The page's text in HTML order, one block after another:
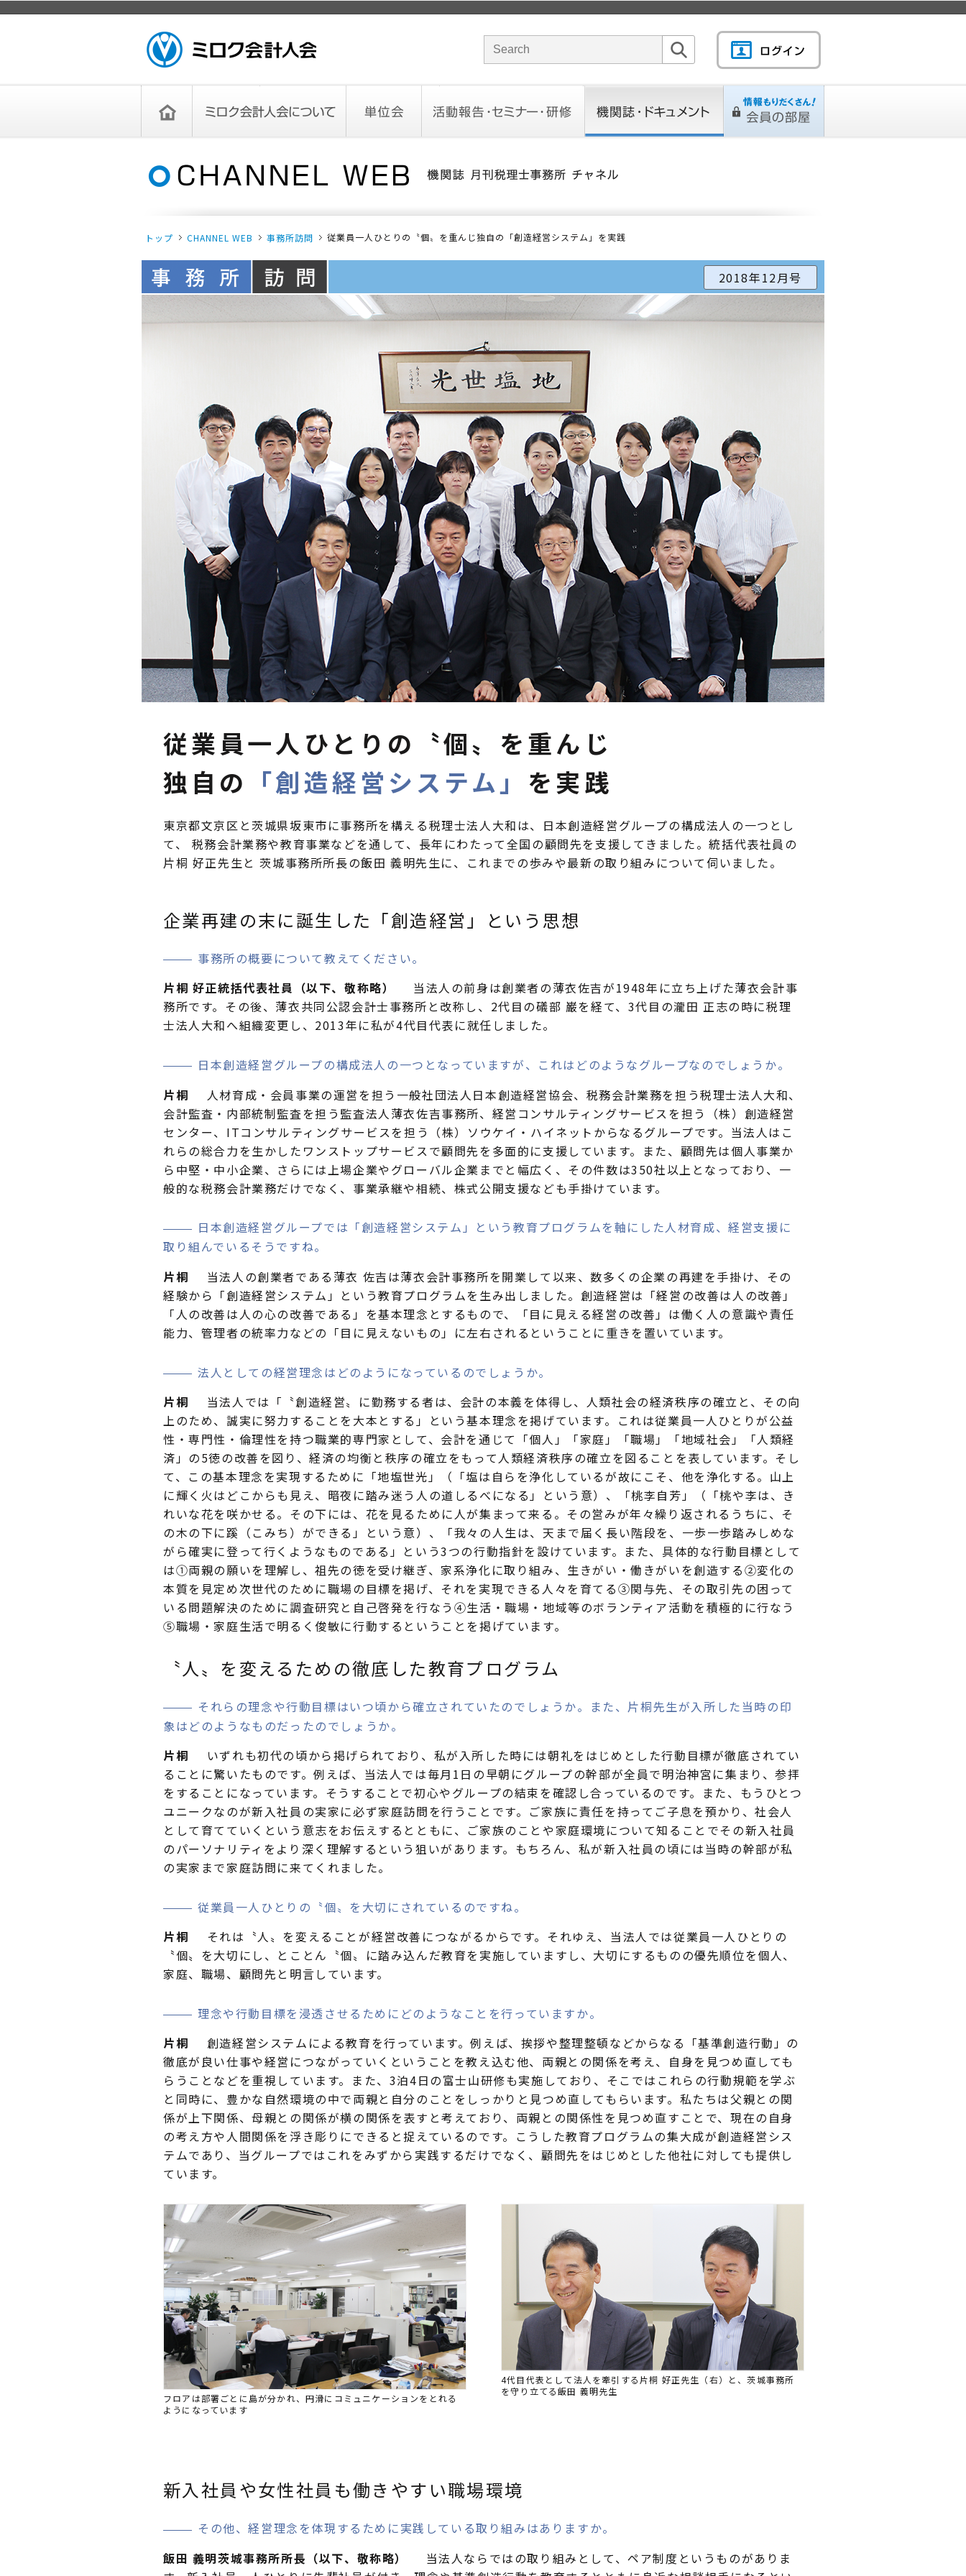
ASSOCIATION
サイト内検索のキーワード
トップ CHANNEL WEB 事務所訪問 従業員一人ひとりの〝個〟を重んじ独自の「創造経営システム」を実践
2018年12月号
従業員一人ひとりの〝個〟を重んじ
独自の 「創造経営システム」 を実践
東京都文京区と茨城県坂東市に事務所を構える税理士法人大和は、日本創造経営グループの構成法人の一つとし
て、 税務会計業務や教育事業などを通して、長年にわたって全国の顧問先を支援してきました。統括代表社員の
片桐 好正先生と 茨城事務所所長の飯田 義明先生に、これまでの歩みや最新の取り組みについて伺いました。
企業再建の末に誕生した「創造経営」という思想
事務所の概要について教えてください。
片桐 好正統括代表社員（以下、敬称略）
当法人の前身は創業者の薄衣佐吉が1948年に立ち上げた薄衣会計事
務所です。その後、薄衣共同公認会計士事務所と改称し、2代目の礒部 巌を経て、3代目の瀧田 正志の時に税理
士法人大和へ組織変更し、2013年に私が4代目代表に就任しました。
日本創造経営グループの構成法人の一つとなっていますが、これはどのようなグループなのでしょうか。
片桐
人材育成・会員事業の運営を担う一般社団法人日本創造経営協会、税務会計業務を担う税理士法人大和、
会計監査・内部統制監査を担う監査法人薄衣佐吉事務所、経営コンサルティングサービスを担う（株）創造経営
センター、ITコンサルティングサービスを担う（株）ソウケイ・ハイネットからなるグループです。当法人はこ
れらの総合力を生かしたワンストップサービスで顧問先を多面的に支援しています。また、顧問先は個人事業か
ら中堅・中小企業、さらには上場企業やグローバル企業までと幅広く、その件数は350社以上となっており、一
般的な税務会計業務だけでなく、事業承継や相続、株式公開支援なども手掛けています。
日本創造経営グループでは「創造経営システム」という教育プログラムを軸にした人材育成、経営支援に
取り組んでいるそうですね。
片桐
当法人の創業者である薄衣 佐吉は薄衣会計事務所を開業して以来、数多くの企業の再建を手掛け、その
経験から「創造経営システム」という教育プログラムを生み出しました。創造経営は「経営の改善は人の改善」
「人の改善は人の心の改善である」を基本理念とするもので、「目に見える経営の改善」は働く人の意識や責任
能力、管理者の統率力などの「目に見えないもの」に左右されるということに重きを置いています。
法人としての経営理念はどのようになっているのでしょうか。
片桐
当法人では「〝創造経営〟に勤務する者は、会計の本義を体得し、人類社会の経済秩序の確立と、その向
上のため、誠実に努力することを大本とする」という基本理念を掲げています。これは従業員一人ひとりが公益
性・専門性・倫理性を持つ職業的専門家として、会計を通じて「個人」「家庭」「職場」「地域社会」「人類経
済」の5徳の改善を図り、経済の均衡と秩序の確立をもって人類経済秩序の確立を図ることを表しています。そし
て、この基本理念を実現するために「地塩世光」（「塩は自らを浄化しているが故にこそ、他を浄化する。山上
に輝く火はどこからも見え、暗夜に踏み迷う人の道しるべになる」という意）、「桃李自芳」（「桃や李は、き
れいな花を咲かせる。その下には、花を見るために人が集まって来る。その営みが年々繰り返されるうちに、そ
の木の下に蹊（こみち）ができる」という意）、「我々の人生は、天まで届く長い階段を、一歩一歩踏みしめな
がら確実に登って行くようなものである」という3つの行動指針を設けています。また、具体的な行動目標として
は①両親の願いを理解し、祖先の徳を受け継ぎ、家系浄化に取り組み、生きがい・働きがいを創造する②変化の
本質を見定め次世代のために職場の目標を掲げ、それを実現できる人々を育てる③関与先、その取引先の困って
いる問題解決のために調査研究と自己啓発を行なう④生活・職場・地域等のボランティア活動を積極的に行なう
⑤職場・家庭生活で明るく俊敏に行動するということを掲げています。
〝人〟を変えるための徹底した教育プログラム
それらの理念や行動目標はいつ頃から確立されていたのでしょうか。また、片桐先生が入所した当時の印
象はどのようなものだったのでしょうか。
片桐
いずれも初代の頃から掲げられており、私が入所した時には朝礼をはじめとした行動目標が徹底されてい
ることに驚いたものです。例えば、当法人では毎月1日の早朝にグループの幹部が全員で明治神宮に集まり、参拝
をすることになっています。そうすることで初心やグループの結束を確認し合っているのです。また、もうひとつ
ユニークなのが新入社員の実家に必ず家庭訪問を行うことです。ご家族に責任を持ってご子息を預かり、社会人
として育てていくという意志をお伝えするとともに、ご家族のことや家庭環境について知ることでその新入社員
のパーソナリティをより深く理解するという狙いがあります。もちろん、私が新入社員の頃には当時の幹部が私
の実家まで家庭訪問に来てくれました。
従業員一人ひとりの〝個〟を大切にされているのですね。
片桐
それは〝人〟を変えることが経営改善につながるからです。それゆえ、当法人では従業員一人ひとりの
〝個〟を大切にし、とことん〝個〟に踏み込んだ教育を実施していますし、大切にするものの優先順位を個人、
家庭、職場、顧問先と明言しています。
理念や行動目標を浸透させるためにどのようなことを行っていますか。
片桐
創造経営システムによる教育を行っています。例えば、挨拶や整理整頓などからなる「基準創造行動」の
徹底が良い仕事や経営につながっていくということを教え込む他、両親との関係を考え、自身を見つめ直しても
らうことなどを重視しています。また、3泊4日の富士山研修も実施しており、そこではこれらの行動規範を学ぶ
と同時に、豊かな自然環境の中で両親と自分のことをしっかりと見つめ直してもらいます。私たちは父親との関
係が上下関係、母親との関係が横の関係を表すと考えており、両親との関係性を見つめ直すことで、現在の自身
の考え方や人間関係を浮き彫りにできると捉えているのです。こうした教育プログラムの集大成が創造経営シス
テムであり、当グループではこれをみずから実践するだけでなく、顧問先をはじめとした他社に対しても提供し
ています。
フロアは部署ごとに島が分かれ、円滑にコミュニケーションをとれる
ようになっています
4代目代表として法人を牽引する片桐 好正先生（右）と、茨城事務所
を守り立てる飯田 義明先生
新入社員や女性社員も働きやすい職場環境
その他、経営理念を体現するために実践している取り組みはありますか。
飯田 義明茨城事務所所長（以下、敬称略）
当法人ならではの取り組みとして、ペア制度というものがありま